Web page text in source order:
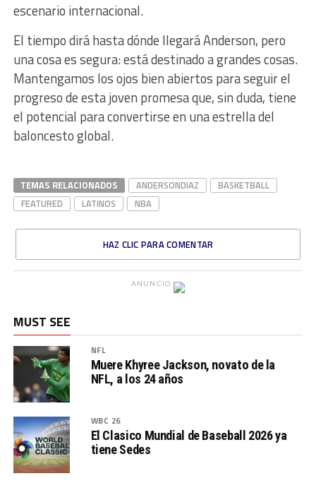
escenario internacional.
El tiempo dirá hasta dónde llegará Anderson, pero
una cosa es segura: está destinado a grandes cosas.
Mantengamos los ojos bien abiertos para seguir el
progreso de esta joven promesa que, sin duda, tiene
el potencial para convertirse en una estrella del
baloncesto global.
TEMAS RELACIONADOS ANDERSONDIAZ
BASKETBALL
FEATURED
LATINOS NBA
HAZ CLIC PARA COMENTAR
ANUNCIO
MUST SEE
NFL
Muere Khyree Jackson, novato de la
NFL, a los 24 años
WBC 26
El Clasico Mundial de Baseball 2026 ya
tiene Sedes